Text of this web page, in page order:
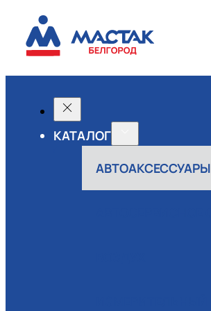
КАТАЛОГ
АВТОАКСЕССУАРЫ